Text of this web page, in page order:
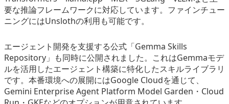
要な推論フレームワークに対応しています。ファインチュー
ニングにはUnslothの利用も可能です。
エージェント開発を支援する公式「Gemma Skills
Repository」も同時に公開されました。これはGemmaモデ
ルを活用したエージェント構築に特化したスキルライブラリ
です。本番環境への展開にはGoogle Cloudを通じて、
Gemini Enterprise Agent Platform Model Garden・Cloud